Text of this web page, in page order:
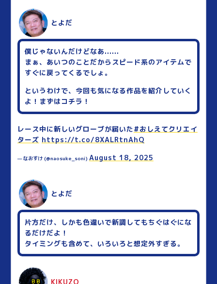
とよだ
僕じゃないんだけどなあ......
まぁ、あいつのことだからスピード系のアイテムで
すぐに戻ってくるでしょ。
というわけで、今回も気になる作品を紹介していく
よ！まずはコチラ！
レース中に新しいグローブが届いた#おしえてクリエイ
ターズ https://t.co/8XALRtnAhQ
— なおすけ (@naosuke_soni) August 18, 2025
とよだ
片方だけ、しかも色違いで新調してもちぐはぐにな
るだけだよ！
タイミングも含めて、いろいろと想定外すぎる。
KIKUZO